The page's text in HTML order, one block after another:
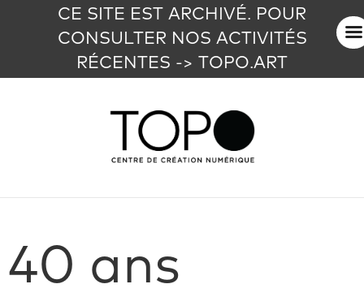
CE SITE EST ARCHIVÉ. POUR
CONSULTER NOS ACTIVITÉS
RÉCENTES -> TOPO.ART
40 ans